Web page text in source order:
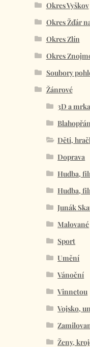
Okres Vyškov
Okres Žďár
Okres Zlín
Okres
Soubory
Žánrové
3D a
Děti,
Doprava
Hudba,
Hudba,
Junák
Malované
Sport
Umění
Vánoční
Vinnetou
Vojsko,
Ženy,